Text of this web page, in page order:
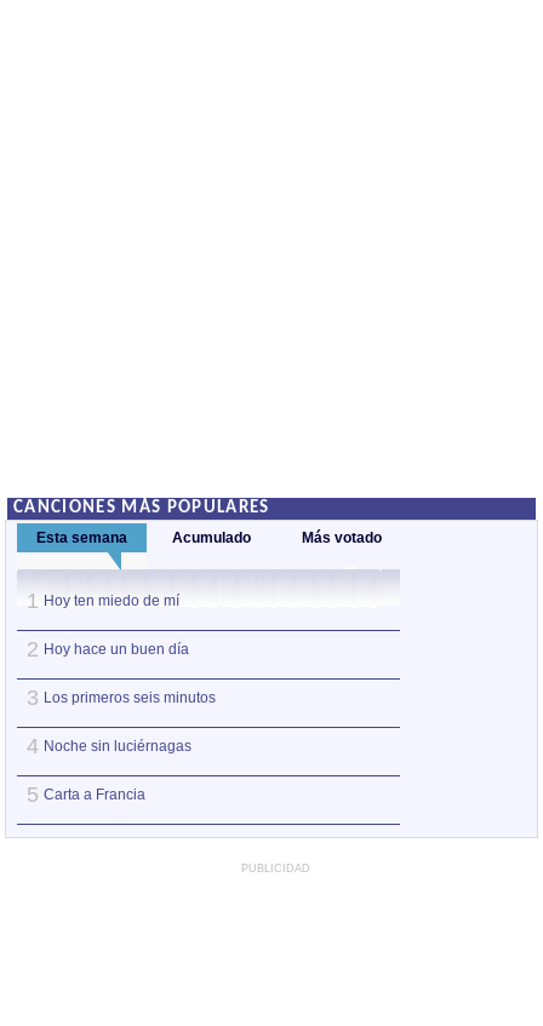
CANCIONES MÁS POPULARES
Esta semana Acumulado Más votado
1 Hoy ten miedo de mí
2 Hoy hace un buen día
3 Los primeros seis minutos
4 Noche sin luciérnagas
5 Carta a Francia
PUBLICIDAD